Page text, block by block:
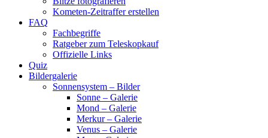
Kometen-Zeitraffer erstellen
FAQ
Fachbegriffe
Ratgeber zum Teleskopkauf
Offizielle Links
Quiz
Bildergalerie
Sonnensystem – Bilder
Sonne – Galerie
Mond – Galerie
Merkur – Galerie
Venus – Galerie